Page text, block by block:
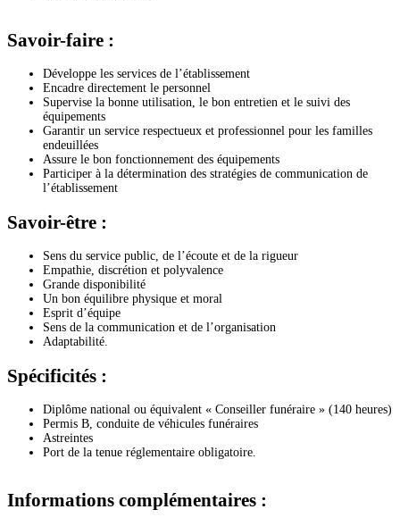
Savoir-faire :
Développe les services de l’établissement
Encadre directement le personnel
Supervise la bonne utilisation, le bon entretien et le suivi des
équipements
Garantir un service respectueux et professionnel pour les familles
endeuillées
Assure le bon fonctionnement des équipements
Participer à la détermination des stratégies de communication de
l’établissement
Savoir-être :
Sens du service public, de l’écoute et de la rigueur
Empathie, discrétion et polyvalence
Grande disponibilité
Un bon équilibre physique et moral
Esprit d’équipe
Sens de la communication et de l’organisation
Adaptabilité.
Spécificités :
Diplôme national ou équivalent « Conseiller funéraire » (140 heures)
Permis B, conduite de véhicules funéraires
Astreintes
Port de la tenue réglementaire obligatoire.
Informations complémentaires :